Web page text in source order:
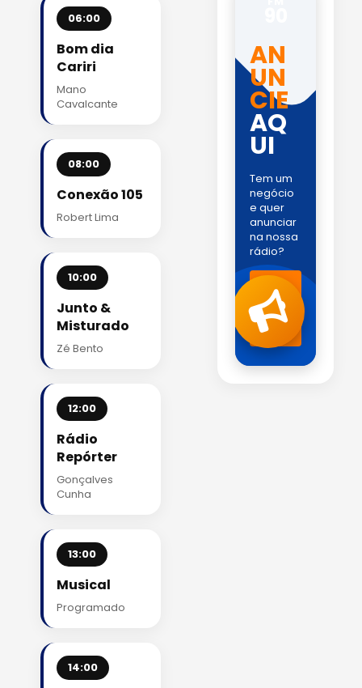
06:00
Bom dia
Cariri
Mano
Cavalcante
08:00
Conexão 105
Robert Lima
10:00
Junto &
Misturado
Zé Bento
12:00
Rádio
Repórter
Gonçalves
Cunha
13:00
Musical
Programado
14:00
AN
UN
CIE
AQ
UI
Tem um
negócio
e quer
anunciar
na nossa
rádio?
Fale
com
a
gente
!